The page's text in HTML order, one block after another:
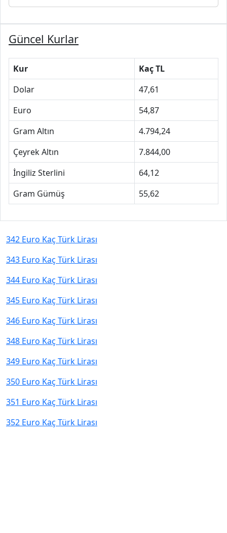
Güncel Kurlar
Kur
Kaç TL
Dolar
47,61
Euro
54,87
Gram Altın
4.794,24
Çeyrek Altın
7.844,00
İngiliz Sterlini
64,12
Gram Gümüş
55,62
342 Euro Kaç Türk Lirası
343 Euro Kaç Türk Lirası
344 Euro Kaç Türk Lirası
345 Euro Kaç Türk Lirası
346 Euro Kaç Türk Lirası
348 Euro Kaç Türk Lirası
349 Euro Kaç Türk Lirası
350 Euro Kaç Türk Lirası
351 Euro Kaç Türk Lirası
352 Euro Kaç Türk Lirası